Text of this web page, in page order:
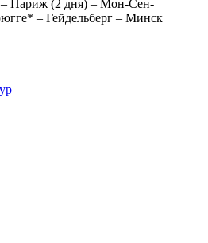
Париж (2 дня) – Мон-Сен-
– Гейдельберг – Минск